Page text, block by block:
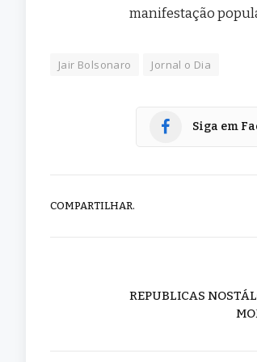
manifestação
Jair Bolsonaro Jornal o Dia
Siga em
COMPARTILHAR.
REPUBLICAS